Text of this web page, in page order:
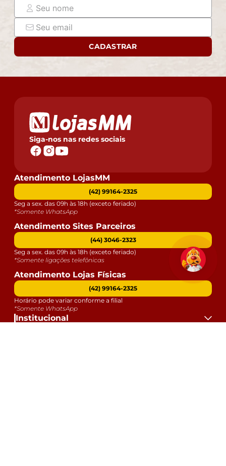
CADASTRAR
Siga-nos nas redes sociais
Institucional
Atendimento LojasMM
(42) 99164-2325
Seg a sex. das 09h às 18h (exceto feriado)
*Somente WhatsApp
Atendimento Sites Parceiros
(44) 3046-2323
Seg a sex. das 09h às 18h (exceto feriado)
*Somente ligações telefônicas
Atendimento Lojas Físicas
(42) 99164-2325
Horário pode variar conforme a filial
*Somente WhatsApp